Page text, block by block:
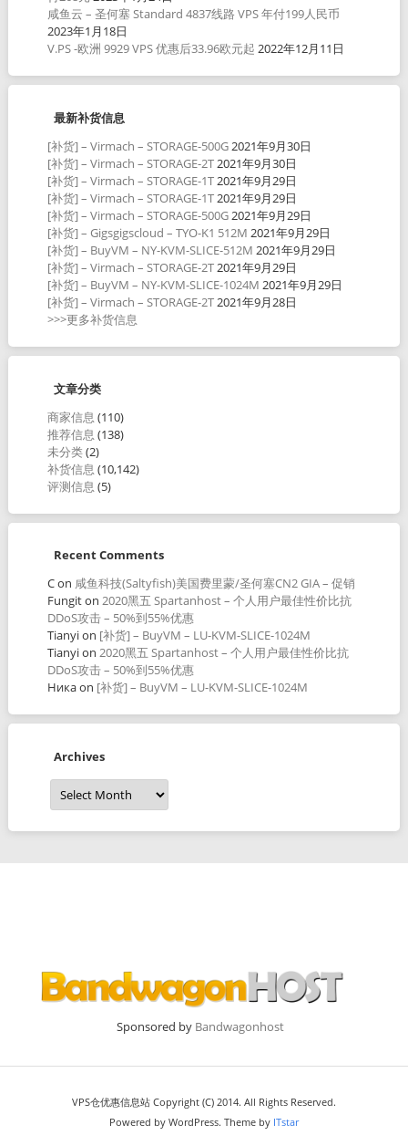
咸鱼云 – 圣何塞 Standard 4837线路 VPS 年付199人民币
2023年1月18日
V.PS -欧洲 9929 VPS 优惠后33.96欧元起 2022年12月11日
最新补货信息
[补货] – Virmach – STORAGE-500G2021年9月30日
[补货] – Virmach – STORAGE-2T2021年9月30日
[补货] – Virmach – STORAGE-1T2021年9月29日
[补货] – Virmach – STORAGE-1T2021年9月29日
[补货] – Virmach – STORAGE-500G2021年9月29日
[补货] – Gigsgigscloud – TYO-K1 512M 2021年9月29日
[补货] – BuyVM – NY-KVM-SLICE-512M 2021年9月29日
[补货] – Virmach – STORAGE-2T2021年9月29日
[补货] – BuyVM – NY-KVM-SLICE-1024M 2021年9月29日
[补货] – Virmach – STORAGE-2T2021年9月28日
>>>更多补货信息
文章分类
商家信息 (110)
推荐信息 (138)
未分类(2)
补货信息 (10,142)
评测信息 (5)
Recent Comments
Con 咸鱼科技(Saltyfish)美国费里蒙/圣何塞CN2 GIA – 促销
Fungiton 2020黑五 Spartanhost – 个人用户最佳性价比抗
DDoS攻击 – 50%到55%优惠
Tianyion [补货] – BuyVM – LU-KVM-SLICE-1024M
Tianyion 2020黑五 Spartanhost – 个人用户最佳性价比抗
DDoS攻击 – 50%到55%优惠
Никаon [补货] – BuyVM – LU-KVM-SLICE-1024M
Archives
Archives
Sponsored by Bandwagonhost
VPS仓优惠信息站 Copyright (C) 2014. All Rights Reserved.
Powered by WordPress. Theme by ITstar